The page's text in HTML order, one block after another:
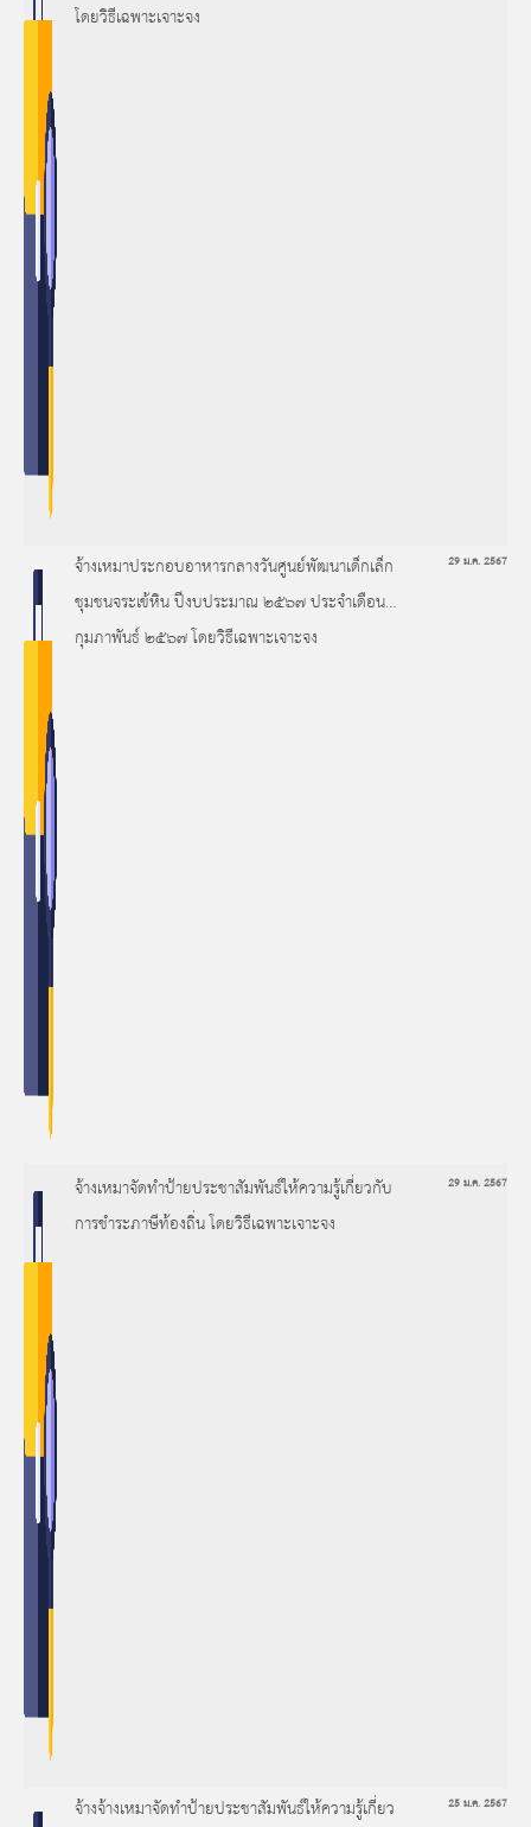
โดยวิธีเฉพาะเจาะจง
จ้างเหมาประกอบอาหารกลางวันศูนย์พัฒนาเด็กเล็ก
ชุมชนจระเข้หิน ปีงบประมาณ ๒๕๖๗ ประจำเดือน
กุมภาพันธ์ ๒๕๖๗ โดยวิธีเฉพาะเจาะจง
29 ม.ค. 2567
จ้างเหมาจัดทำป้ายประชาสัมพันธ์ให้ความรู้เกี่ยวกับ
การชำระภาษีท้องถิ่น โดยวิธีเฉพาะเจาะจง
29 ม.ค. 2567
จ้างจ้างเหมาจัดทำป้ายประชาสัมพันธ์ให้ความรู้เกี่ยว 25 ม.ค. 2567